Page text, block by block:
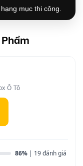
mục thi công.
Ô Tô
86% | 19 đánh giá